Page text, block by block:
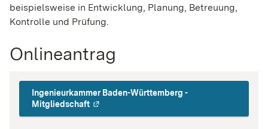
beispielsweise in Entwicklung, Planung, Betreuung,
Kontrolle und Prüfung.
Onlineantrag
Ingenieurkammer Baden-Württemberg -
Mitgliedschaft